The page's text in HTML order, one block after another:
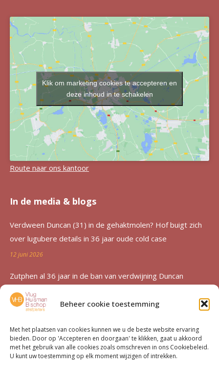
Beheer cookie toestemming
Met het plaatsen van cookies kunnen we u de beste website ervaring
bieden. Door op 'Accepteren en doorgaan' te klikken, gaat u akkoord
met het gebruik van alle cookies zoals omschreven in ons Cookiebeleid.
U kunt uw toestemming op elk moment wijzigen of intrekken.
Klik om marketing cookies te accepteren en
deze inhoud in te schakelen
Route naar ons kantoor
In de media & blogs
Verdween Duncan (31) in de gehaktmolen? Hof buigt zich
over lugubere details in 36 jaar oude cold case
12 juni 2026
Zutphen al 36 jaar in de ban van verdwijning Duncan
12 juni 2026
Advocatenechtpaar Knoops bestraft door tuchtrechter om
excessief declareren
1 juni 2026